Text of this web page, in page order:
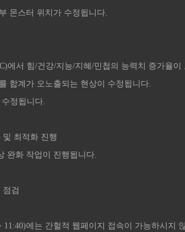
몬스터 위치가 수정됩니다.
에서 힘/건강/지능/지혜/민첩의 능력치 증가율
합계가 오노출되는 현상이 수정됩니다.
정됩니다.
최적화 진행
완화 작업이 진행됩니다.
점검
11:40)에는 간헐적 웹페이지 접속이 가능하시지